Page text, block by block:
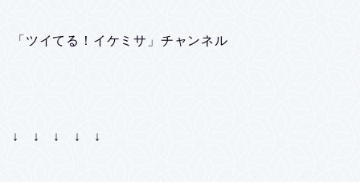
「ツイてる！イケミサ」チャンネル
↓ ↓ ↓ ↓ ↓